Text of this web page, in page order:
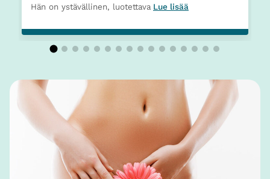
Hän on ystävällinen, luotettava Lue lisää